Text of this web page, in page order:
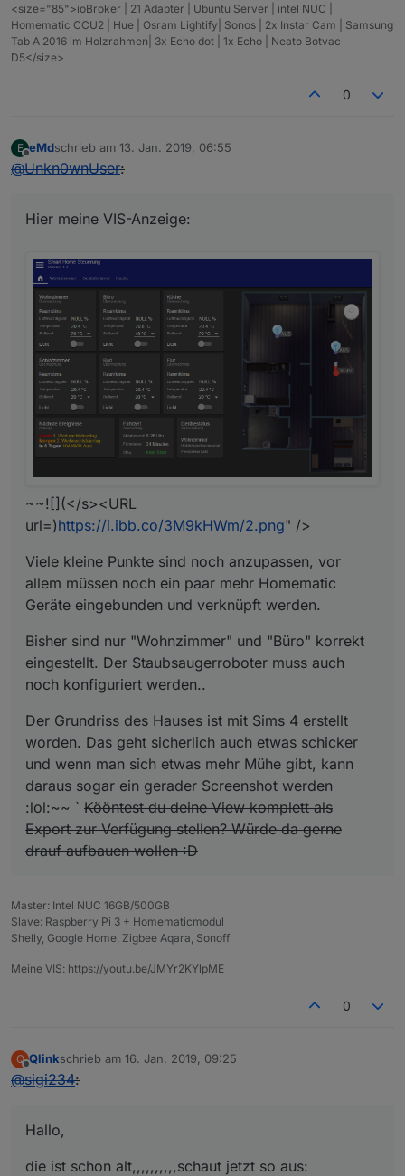
<size="85">ioBroker | 21 Adapter | Ubuntu Server | intel NUC |
Homematic CCU2 | Hue | Osram Lightify| Sonos | 2x Instar Cam | Samsung
Tab A 2016 im Holzrahmen| 3x Echo dot | 1x Echo | Neato Botvac
D5</size>
0
E
Offline
eMdschrieb am 13. Jan. 2019, 06:55
zuletzt editiert von
@Unkn0wnUser:
Hier meine VIS-Anzeige:
~~![](</s><URL
url=)https://i.ibb.co/3M9kHWm/2.png" />
Viele kleine Punkte sind noch anzupassen, vor
allem müssen noch ein paar mehr Homematic
Geräte eingebunden und verknüpft werden.
Bisher sind nur "Wohnzimmer" und "Büro" korrekt
eingestellt. Der Staubsaugerroboter muss auch
noch konfiguriert werden..
Der Grundriss des Hauses ist mit Sims 4 erstellt
worden. Das geht sicherlich auch etwas schicker
und wenn man sich etwas mehr Mühe gibt, kann
daraus sogar ein gerader Screenshot werden
:lol:~~ ` Kööntest du deine View komplett als
Export zur Verfügung stellen? Würde da gerne
drauf aufbauen wollen :D
Master: Intel NUC 16GB/500GB
Slave: Raspberry Pi 3 + Homematicmodul
Shelly, Google Home, Zigbee Aqara, Sonoff
Meine VIS: https://youtu.be/JMYr2KYlpME
0
Q
Offline
Qlinkschrieb am 16. Jan. 2019, 09:25
zuletzt editiert von
@sigi234:
Hallo,
die ist schon alt,,,,,,,,,,schaut jetzt so aus: